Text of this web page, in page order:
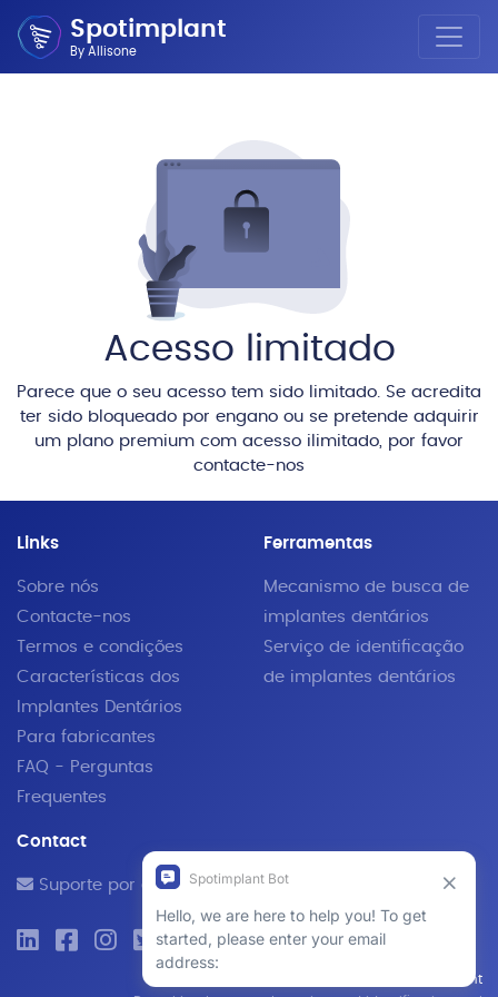
Spotimplant
By Allisone
Acesso limitado
Parece que o seu acesso tem sido limitado. Se acredita
ter sido bloqueado por engano ou se pretende adquirir
um plano premium com acesso ilimitado, por favor
contacte-nos
Links
Sobre nós
Contacte-nos
Termos e condições
Características dos
Implantes Dentários
Para fabricantes
FAQ - Perguntas
Frequentes
Ferramentas
Mecanismo de busca de
implantes dentários
Serviço de identificação
de implantes dentários
Contact
Suporte por e-mail
© 2019 - 2026 SpotImplant